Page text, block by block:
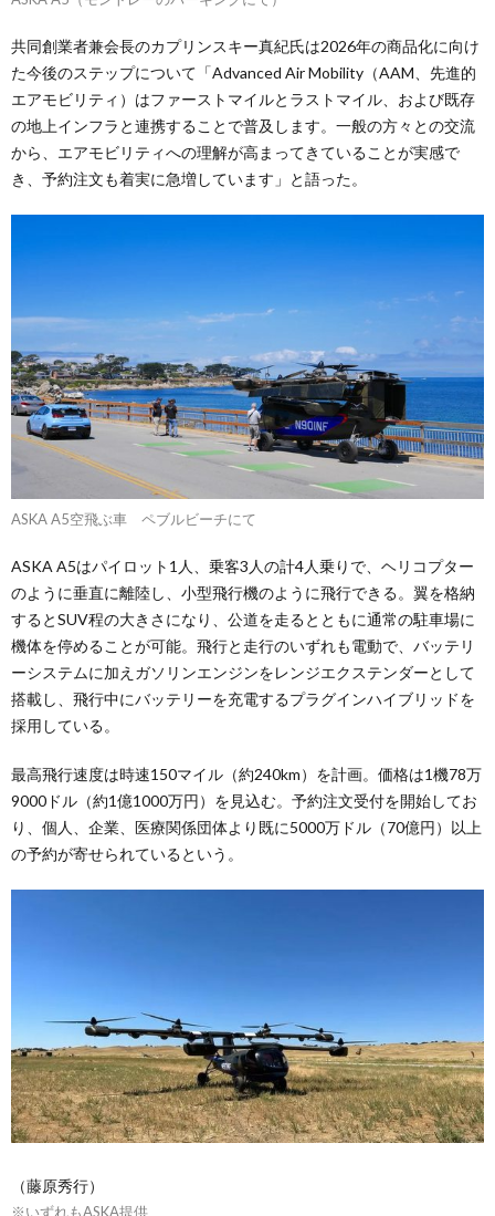
共同創業者兼会長のカプリンスキー真紀氏は2026年の商品化に向け
た今後のステップについて「Advanced Air Mobility（AAM、先進的
エアモビリティ）はファーストマイルとラストマイル、および既存
の地上インフラと連携することで普及します。一般の方々との交流
から、エアモビリティへの理解が高まってきていることが実感で
き、予約注文も着実に急増しています」と語った。
ASKA A5空飛ぶ車 ペブルビーチにて
ASKA A5はパイロット1人、乗客3人の計4人乗りで、ヘリコプター
のように垂直に離陸し、小型飛行機のように飛行できる。翼を格納
するとSUV程の大きさになり、公道を走るとともに通常の駐車場に
機体を停めることが可能。飛行と走行のいずれも電動で、バッテリ
ーシステムに加えガソリンエンジンをレンジエクステンダーとして
搭載し、飛行中にバッテリーを充電するプラグインハイブリッドを
採用している。
最高飛行速度は時速150マイル（約240km）を計画。価格は1機78万
9000ドル（約1億1000万円）を見込む。予約注文受付を開始してお
り、個人、企業、医療関係団体より既に5000万ドル（70億円）以上
の予約が寄せられているという。
（藤原秀行）
※いずれもASKA提供